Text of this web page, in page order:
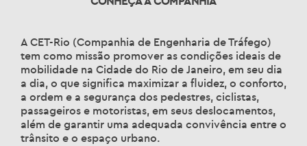
A CET-Rio (Companhia de Engenharia de Tráfego)
tem como missão promover as condições ideais de
mobilidade na Cidade do Rio de Janeiro, em seu dia
a dia, o que significa maximizar a fluidez, o conforto,
a ordem e a segurança dos pedestres, ciclistas,
passageiros e motoristas, em seus deslocamentos,
além de garantir uma adequada convivência entre o
trânsito e o espaço urbano.